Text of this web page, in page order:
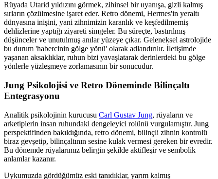
Rüyada Utarid yıldızını görmek, zihinsel bir uyanışa, gizli kalmış
sırların çözülmesine işaret eder. Retro dönemi, Hermes'in yeraltı
dünyasına inişini, yani zihnimizin karanlık ve keşfedilmemiş
dehlizlerine yaptığı ziyareti simgeler. Bu süreçte, bastırılmış
düşünceler ve unutulmuş anılar yüzeye çıkar. Geleneksel astrolojide
bu durum 'habercinin gölge yönü' olarak adlandırılır. İletişimde
yaşanan aksaklıklar, ruhun bizi yavaşlatarak derinlerdeki bu gölge
yönlerle yüzleşmeye zorlamasının bir sonucudur.
Jung Psikolojisi ve Retro Döneminde Bilinçaltı
Entegrasyonu
Analitik psikolojinin kurucusu Carl Gustav Jung, rüyaların ve
arketiplerin insan ruhundaki dengeleyici rolünü vurgulamıştır. Jung
perspektifinden bakıldığında, retro dönemi, bilinçli zihnin kontrolü
biraz gevşetip, bilinçaltının sesine kulak vermesi gereken bir evredir.
Bu dönemde rüyalarımız belirgin şekilde aktifleşir ve sembolik
anlamlar kazanır.
Uykumuzda gördüğümüz eski tanıdıklar, yarım kalmış